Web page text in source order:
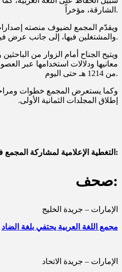
الشارقة، مؤخراً.
ويقدّم المجمع لضيوف منصته
والمشتغلين فيها، إلى جانب عرض فيديو تعريفي حول خطوات تنفيذ مشروع المعجم التاريخي للغة العربية يتضمن مقابلات مع عدد من أعضاء اللجنة التنفيذية للمشروع.
ويتيح الجناح أمام الزوار من
من 1214 هـ حتى اليوم.
وكما يستعرض المجمع خطوات ومراحل
إطلاق المجلدات الثمانية الأولى.
التغطية الإعلامية لمشاركة المجمع في معرض الشارقة الدولي للكتاب 2020:
صحف:
الإمارات – جريدة الخليج
مجمع اللغة العربية يحتفي بلغة الضاد
الإمارات – جريدة الاتحاد